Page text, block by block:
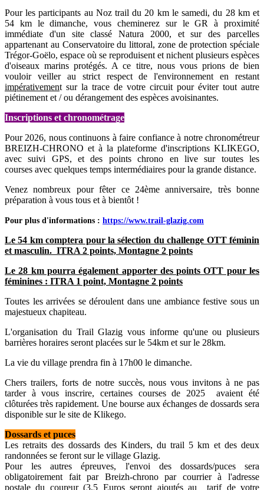
Pour les participants au Noz trail du 20 km le samedi, du 28 km et
54 km le dimanche, vous cheminerez sur le GR à proximité
immédiate d'un site classé Natura 2000, et sur des parcelles
appartenant au Conservatoire du littoral, zone de protection spéciale
Trégor-Goëlo, espace où se reproduisent et nichent plusieurs espèces
d'oiseaux marins protégés. A ce titre, nous vous prions de bien
vouloir veiller au strict respect de l'environnement en restant
impérativement sur la trace de votre circuit pour éviter tout autre
piétinement et / ou dérangement des espèces avoisinantes.
Inscriptions et chronométrage
Pour 2026, nous continuons à faire confiance à notre chronométreur
BREIZH-CHRONO et à la plateforme d'inscriptions KLIKEGO,
avec suivi GPS, et des points chrono en live sur toutes les
courses avec quelques temps intermédiaires pour la grande distance.
Venez nombreux pour fêter ce 24ème anniversaire, très bonne
préparation à vous tous et à bientôt !
Pour plus d'informations : https://www.trail-glazig.com
Le54 km comptera pour la sélection du challenge OTT féminin
et masculin. ITRA 2 points, Montagne 2 points
Le 28 km pourra également apporter des points OTT pour les
féminines : ITRA 1 point, Montagne 2 points
Toutes les arrivées se déroulent dans une ambiance festive sous un
majestueux chapiteau.
L'organisation du Trail Glazig vous informe qu'une ou plusieurs
barrières horaires seront placées sur le 54km et sur le 28km.
La vie du village prendra fin à 17h00 le dimanche.
Chers trailers, forts de notre succès, nous vous invitons à ne pas
tarder à vous inscrire, certaines courses de 2025 avaient été
clôturées très rapidement. Une bourse aux échanges de dossards sera
disponible sur le site de Klikego.
Dossards et puces
Les retraits des dossards des Kinders, du trail 5 km et des deux
randonnées se feront sur le village Glazig.
Pour les autres épreuves, l'envoi des dossards/puces sera
obligatoirement fait par Breizh-chrono par courrier à l'adresse
postale du coureur (3,5 Euros seront ajoutés au tarif de votre